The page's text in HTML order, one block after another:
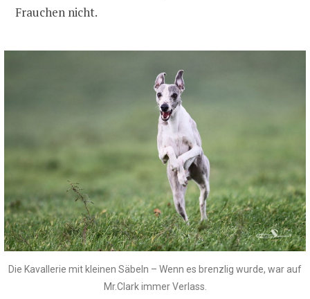
Frauchen nicht.
Die Kavallerie mit kleinen Säbeln – Wenn es brenzlig wurde, war auf
Mr.Clark immer Verlass.